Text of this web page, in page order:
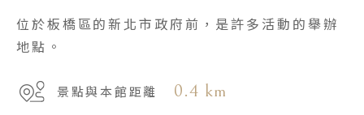
位於板橋區的新北市政府前，是許多活動的舉辦
地點。
景點與本館距離 0.4 km